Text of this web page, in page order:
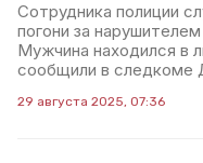
Сотрудника полиции
погони за
Мужчина находился в
сообщили в следкоме
29 августа 2025, 07:36